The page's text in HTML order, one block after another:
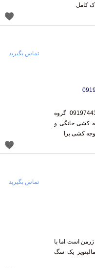
کامل
دستگاه جوجه کش خانگی و صنعتی 09197443453 گروه
صنعتی تی تاک تولید کننده انواع دستگاه جوجه کشی خانگی و
کشی برا
تماس بگیرید
ژرمن است اما با
یک سگ
تماس بگیرید